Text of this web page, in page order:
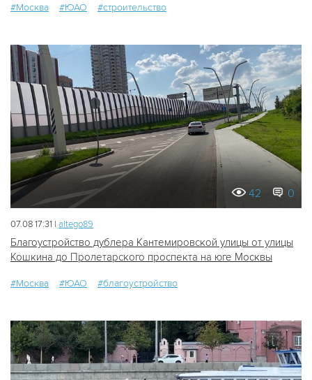
#Москва #ЮАО #строительство
42 0
07.08 17:31 | altego89
Благоустройство дублера Кантемировской улицы от улицы
Кошкина до Пролетарского проспекта на юге Москвы
#Москва #ЮАО #благоустройство